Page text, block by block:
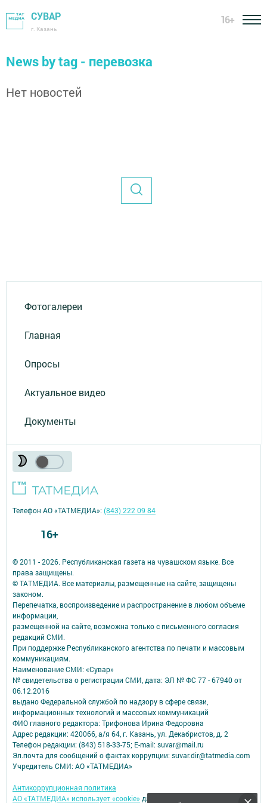
СУВАР
г. Казань
16+
News by tag - перевозка
Нет новостей
Фотогалереи
Главная
Опросы
Актуальное видео
Документы
© 2011 - 2026. Республиканская газета на чувашском языке. Все
права защищены.
© ТАТМЕДИА. Все материалы, размещенные на сайте, защищены
законом.
Перепечатка, воспроизведение и распространение в любом объеме
информации,
размещенной на сайте, возможна только с письменного согласия
редакций СМИ.
При поддержке Республиканского агентства по печати и массовым
коммуникациям.
Наименование СМИ: «Сувар»
№ свидетельства о регистрации СМИ, дата: ЭЛ № ФС 77 - 67940 от
06.12.2016
выдано Федеральной службой по надзору в сфере связи,
информационных технологий и массовых коммуникаций
ФИО главного редактора: Трифонова Ирина Федоровна
Адрес редакции: 420066, а/я 64, г. Казань, ул. Декабристов, д. 2
Телефон редакции: (843) 518-33-75; E-mail: suvar@mail.ru
Эл.почта для сообщений о фактах коррупции: suvar.dir@tatmedia.com
Учредитель СМИ: АО «ТАТМЕДИА»
Антикоррупционная политика
АО «ТАТМЕДИА» использует «cookie»для персонализации сервисов и
Телефон АО «ТАТМЕДИА»:(843) 222 09 84
16+